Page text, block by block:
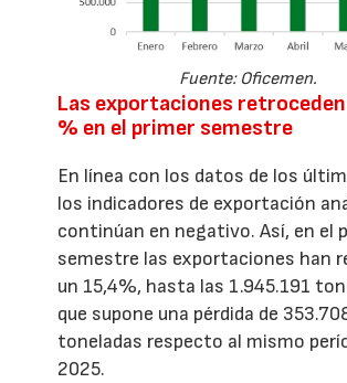
Fuente: Oficemen.
Las exportaciones
% en el primer semestre
En línea con los datos de los
los indicadores de exportación
continúan en negativo. Así, en el
semestre las exportaciones han
un 15,4%, hasta las 1.945.191
que supone una pérdida de
toneladas respecto al mismo
2025.